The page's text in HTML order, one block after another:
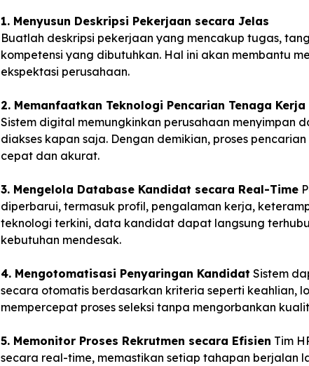
1. Menyusun Deskripsi Pekerjaan secara Jelas
Buatlah deskripsi pekerjaan yang mencakup tugas,
kompetensi yang dibutuhkan. Hal ini akan membantu
ekspektasi perusahaan.
2. Memanfaatkan Teknologi Pencarian Tenaga
Sistem digital memungkinkan perusahaan
diakses kapan saja. Dengan demikian, proses
cepat dan akurat.
3. Mengelola Database Kandidat secara Real-Time
diperbarui, termasuk profil, pengalaman kerja,
teknologi terkini, data kandidat dapat langsung
kebutuhan mendesak.
4. Mengotomatisasi Penyaringan Kandidat Sistem
secara otomatis berdasarkan kriteria seperti keahlian,
mempercepat proses seleksi tanpa mengorbankan
5. Memonitor Proses Rekrutmen secara Efisien Tim
secara real-time, memastikan setiap tahapan berjalan